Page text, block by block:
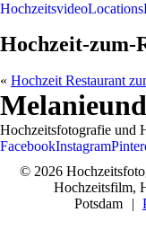
HochzeitsvideoLocations
Hochzeit-zum-
« Hochzeit Restaurant
Hochzeitsfotografie und
FacebookInstagram
© 2026
Hochzeitsfilm,
Potsdam
|